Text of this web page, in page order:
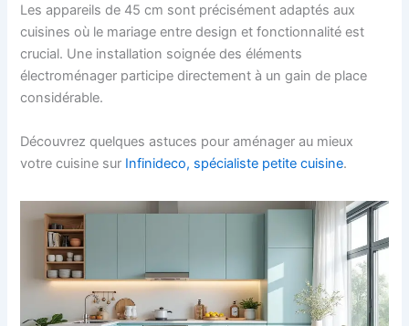
Les appareils de 45 cm sont précisément adaptés aux
cuisines où le mariage entre design et fonctionnalité est
crucial. Une installation soignée des éléments
électroménager participe directement à un gain de place
considérable.
Découvrez quelques astuces pour aménager au mieux
votre cuisine sur Infinideco, spécialiste petite cuisine.